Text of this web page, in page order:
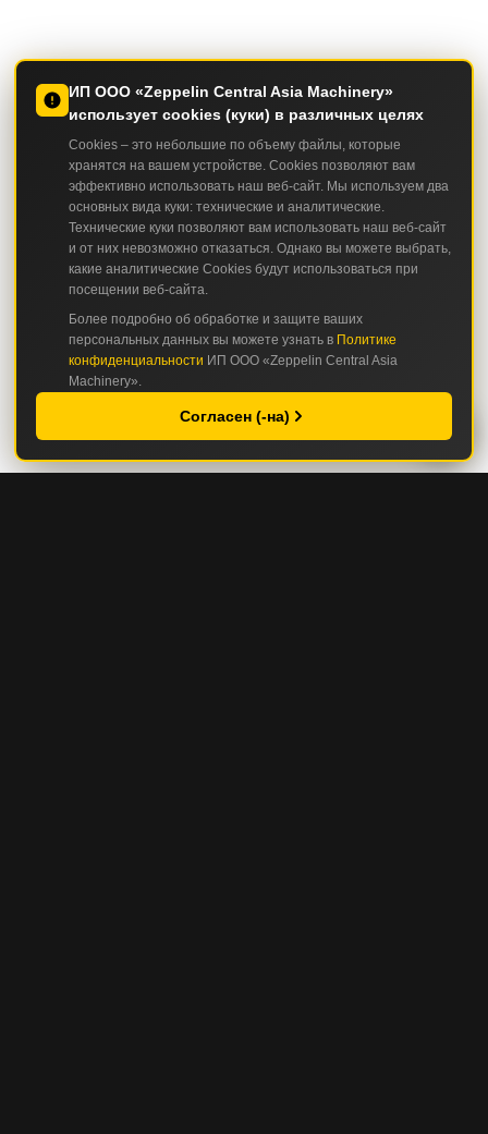
ИП ООО «Zeppelin Central Asia Machinery»
использует cookies (куки) в различных целях
Cookies – это небольшие по объему файлы, которые
хранятся на вашем устройстве. Cookies позволяют вам
эффективно использовать наш веб-сайт. Мы используем два
основных вида куки: технические и аналитические.
Технические куки позволяют вам использовать наш веб-сайт
и от них невозможно отказаться. Однако вы можете выбрать,
какие аналитические Cookies будут использоваться при
посещении веб-сайта.
Более подробно об обработке и защите ваших
персональных данных вы можете узнать в Политике
конфиденциальности ИП ООО «Zeppelin Central Asia
Machinery».
Согласен (-на)